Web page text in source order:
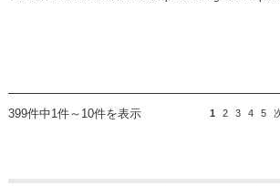
399件中1件～10件を表示 1 2 3 4 5